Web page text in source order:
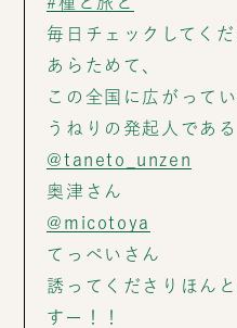
毎日チェックしてくだ
あらためて、
この全国に広がってい
うねりの発起人である
@taneto_unzen
奥津さん
@micotoya
てっぺいさん
誘ってくださりほん
すー！！